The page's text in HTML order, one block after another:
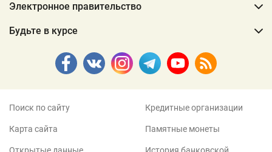
Электронное правительство
Будьте в курсе
Поиск по сайту
Карта сайта
Кредитные организации
Памятные монеты